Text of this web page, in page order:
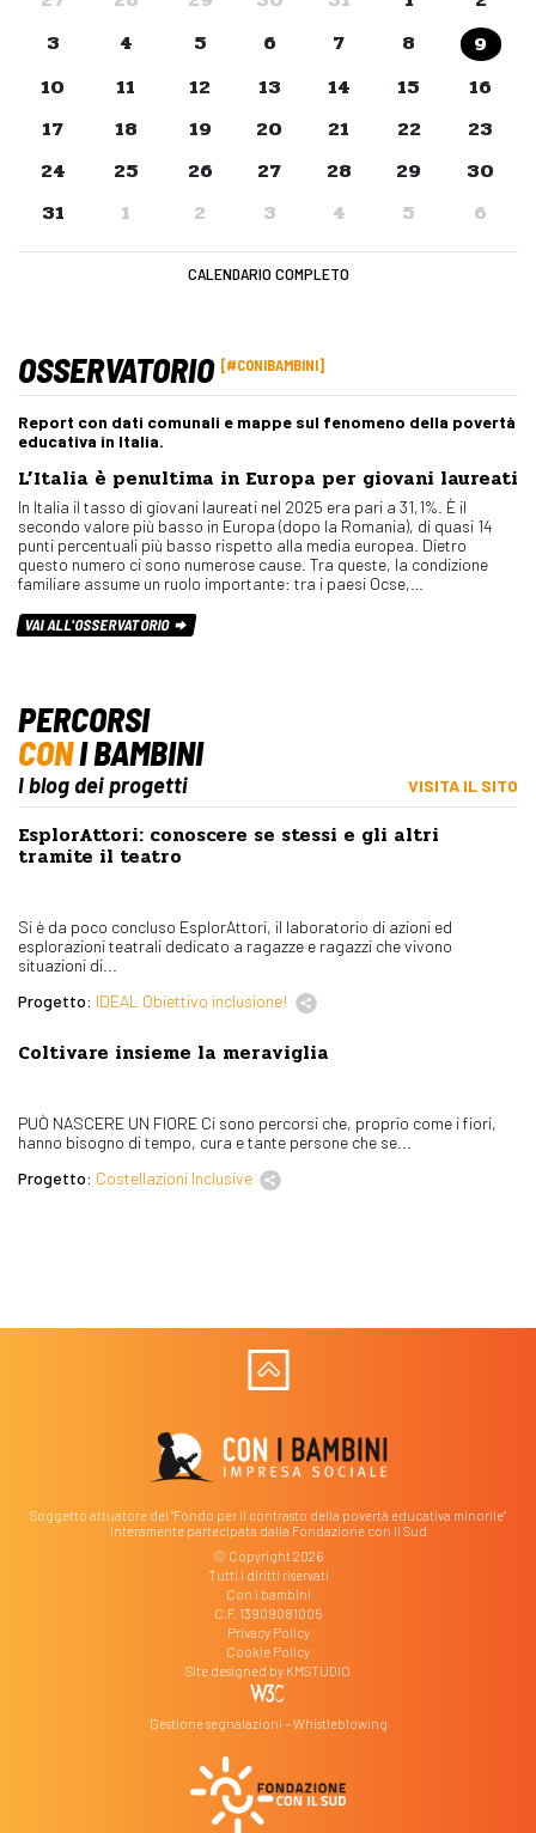
3
4 5 6 7 8
9
10
11 12 13 14 15
16
17
18 19 20 21 22
23
24
25 26 27 28 29
30
31
1 2 3 4 5 6
CALENDARIO COMPLETO
OSSERVATORIO #CONIBAMBINI
Report con dati comunali e mappe sul fenomeno della povertà
educativa in Italia.
L’Italia è penultima in Europa per giovani laureati
In Italia il tasso di giovani laureati nel 2025 era pari a 31,1%. È il
secondo valore più basso in Europa (dopo la Romania), di quasi 14
punti percentuali più basso rispetto alla media europea. Dietro
questo numero ci sono numerose cause. Tra queste, la condizione
familiare assume un ruolo importante: tra i paesi Ocse,…
VAI ALL'OSSERVATORIO
PERCORSI
CONI BAMBINI
I blog dei progetti VISITA IL SITO
EsplorAttori: conoscere se stessi e gli altri
tramite il teatro
Si è da poco concluso EsplorAttori, il laboratorio di azioni ed
esplorazioni teatrali dedicato a ragazze e ragazzi che vivono
situazioni di...
Progetto: IDEAL Obiettivo inclusione!
Coltivare insieme la meraviglia
PUÒ NASCERE UN FIORE Ci sono percorsi che, proprio come i fiori,
hanno bisogno di tempo, cura e tante persone che se...
Progetto: Costellazioni Inclusive
Soggetto attuatore del "Fondo per il contrasto della povertà educativa minorile"
interamente partecipata dalla Fondazione con il Sud
© Copyright 2026
Tutti i diritti riservati
Con i bambini
C.F. 13909081005
Privacy Policy
Cookie Policy
Site designed by KMSTUDIO
Gestione segnalazioni – Whistleblowing